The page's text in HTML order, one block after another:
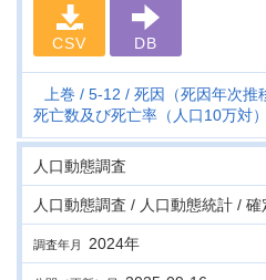
CSV DB
上巻 5-12
死因（死因年次推
死亡数及び死亡率（人口10万対）
人口動態調査
人口動態調査 / 人口動態統計 /
調査年月 2024年